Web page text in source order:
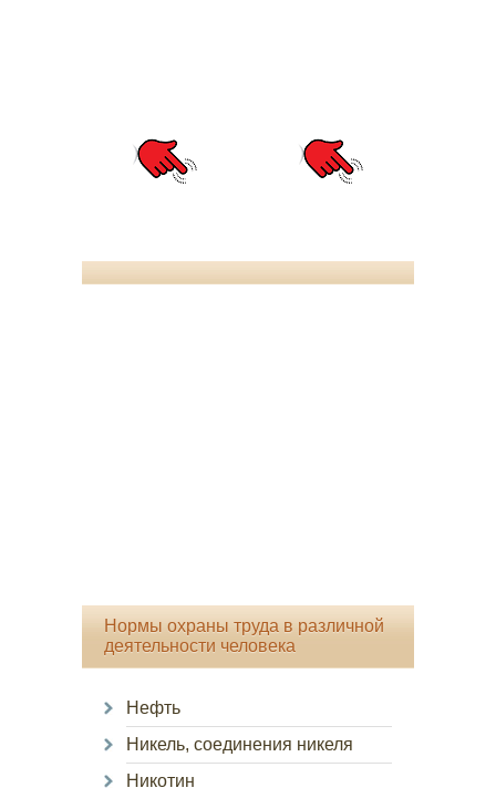
Нормы охраны труда в различной
деятельности человека
Нефть
Никель, соединения никеля
Никотин